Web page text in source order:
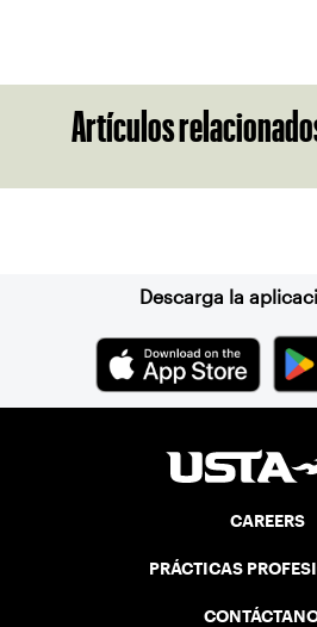
Artículos
Descarga la
CAREERS
PRÁCTICAS